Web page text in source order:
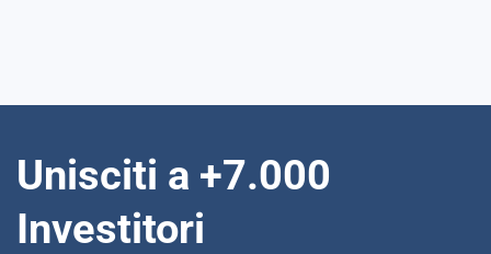
Unisciti a +7.000
Investitori